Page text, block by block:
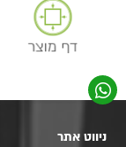
ניווט אתר